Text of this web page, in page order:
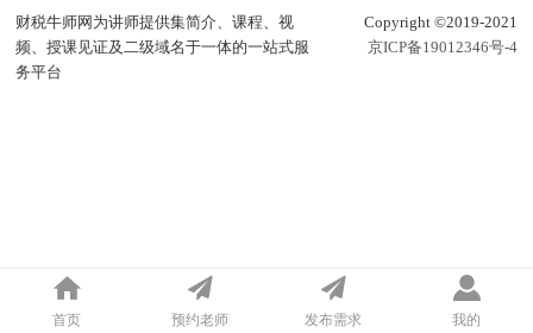
首页 预约老师 发布需求 我的
财税牛师网为讲师提供集简介、课程、视
频、授课见证及二级域名于一体的一站式服
务平台
Copyright ©2019-2021
京ICP备19012346号-4